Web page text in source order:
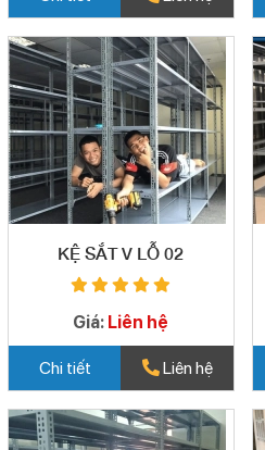
KỆ SẮT V LỖ 02
Giá: Liên hệ
Chi tiết Liên hệ